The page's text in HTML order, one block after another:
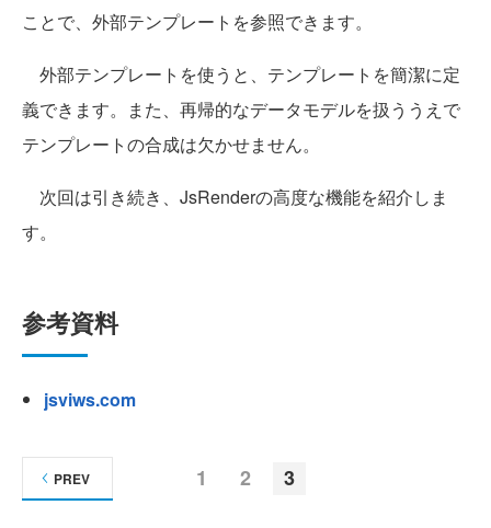
ことで、外部テンプレートを参照できます。
外部テンプレートを使うと、テンプレートを簡潔に定
義できます。また、再帰的なデータモデルを扱ううえで
テンプレートの合成は欠かせません。
次回は引き続き、JsRenderの高度な機能を紹介しま
す。
参考資料
jsviws.com
1 2 3
PREV